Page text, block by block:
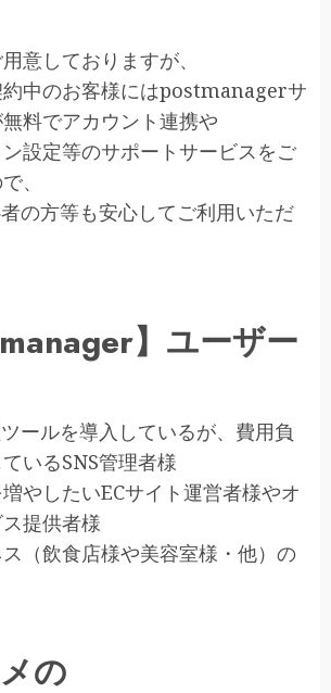
意しておりますが、
中のお客様にはpostmanagerサ
料でアカウント連携や
設定等のサポートサービスをご
、
の方等も安心してご利用いただ
】ユーザー
ツールを導入しているが、費用負
いるSNS管理者様
やしたいECサイト運営者様やオ
提供者様
ス（飲食店様や美容室様・他）の
の